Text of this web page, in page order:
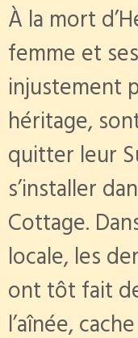
À la mort
femme et
injustement
héritage,
quitter leur
s’installer
Cottage.
locale, les
ont tôt fait
l’aînée,